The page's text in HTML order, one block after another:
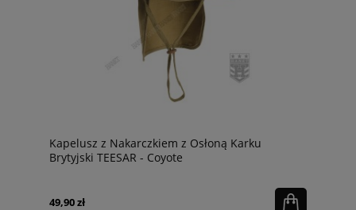
Kapelusz z Nakarczkiem z Osłoną Karku
Brytyjski TEESAR - Coyote
49,90 zł